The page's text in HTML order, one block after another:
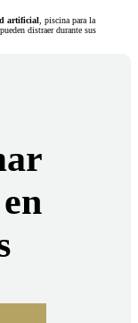
artificial , piscina para la
distraer durante sus